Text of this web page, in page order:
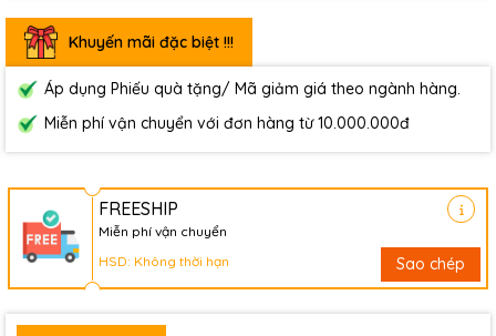
Khuyến mãi đặc biệt !!!
Áp dụng Phiếu quà tặng/ Mã giảm giá theo ngành hàng.
Miễn phí vận chuyển với đơn hàng từ 10.000.000đ
FREESHIP
Miễn phí vận chuyển
HSD: Không thời hạn
Sao chép